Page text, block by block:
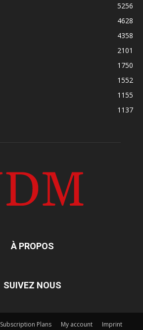
5256
4628
4358
2101
1750
1552
1155
1137
À PROPOS
SUIVEZ NOUS
Subscription Plans My account Imprint